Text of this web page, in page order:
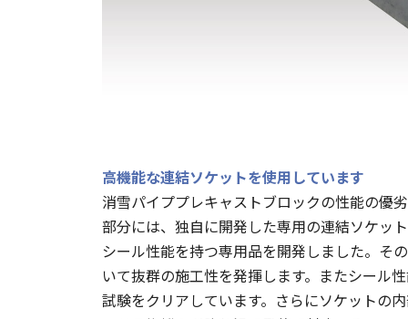
高機能な連結ソケットを使用しています
消雪パイププレキャストブロックの性能の優
部分には、独自に開発した専用の連結ソケッ
シール性能を持つ専用品を開発しました。そ
いて抜群の施工性を発揮します。またシール
試験をクリアしています。さらにソケットの